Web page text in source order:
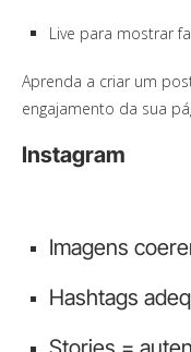
Live para mostrar
Aprenda a criar um
engajamento da sua
Instagram
Imagens
Hashtags